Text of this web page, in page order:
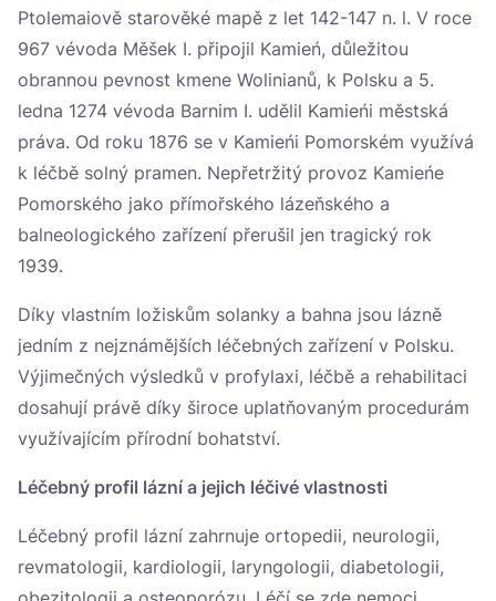
Ptolemaiově starověké mapě z let 142-147 n. l. V roce
967 vévoda Měšek I. připojil Kamień, důležitou
obrannou pevnost kmene Wolinianů, k Polsku a 5.
ledna 1274 vévoda Barnim I. udělil Kamieńi městská
práva. Od roku 1876 se v Kamieńi Pomorském využívá
k léčbě solný pramen. Nepřetržitý provoz Kamieńe
Pomorského jako přímořského lázeňského a
balneologického zařízení přerušil jen tragický rok
1939.
Díky vlastním ložiskům solanky a bahna jsou lázně
jedním z nejznámějších léčebných zařízení v Polsku.
Výjimečných výsledků v profylaxi, léčbě a rehabilitaci
dosahují právě díky široce uplatňovaným procedurám
využívajícím přírodní bohatství.
Léčebný profil lázní a jejich léčivé vlastnosti
Léčebný profil lázní zahrnuje ortopedii, neurologii,
revmatologii, kardiologii, laryngologii, diabetologii,